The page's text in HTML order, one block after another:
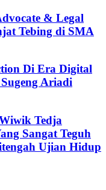
& Legal
Tebing di SMA
Di Era Digital
Ariadi
Tedja
Sangat Teguh
Ujian Hidup